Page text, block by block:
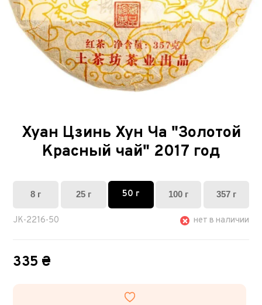
Хуан Цзинь Хун Ча "Золотой
Красный чай" 2017 год
8 г 25 г 50 г 100 г 357 г
JK-2216-50 нет в наличии
335 ₴